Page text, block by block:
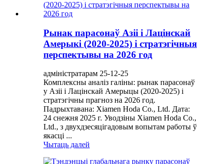
Рынак парасонаў Азіі і Лацінскай
Амерыкі (2020-2025) і стратэгічныя
перспектывы на 2026 год
адміністратарам 25-12-25
Комплексны аналіз галіны: рынак парасонаў
у Азіі і Лацінскай Амерыцы (2020-2025) і
стратэгічны прагноз на 2026 год.
Падрыхтавана: Xiamen Hoda Co., Ltd. Дата:
24 снежня 2025 г. Уводзіны Xiamen Hoda Co.,
Ltd., з двухдзесяцігадовым вопытам работы ў
якасці ...
Чытаць далей